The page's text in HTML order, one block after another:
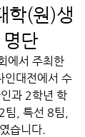
학(원)생
단
에서 주최한
인대전에서 수
과 2학년 학
팀, 특선 8팀,
습니다.